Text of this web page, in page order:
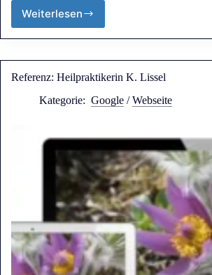
Weiterlesen
Referenz: Heilpraktikerin K. Lissel
Kategorie: Google /Webseite